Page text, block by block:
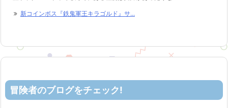
新コインボス『鉄鬼軍王キラゴルド』サ...
冒険者のブログをチェック!